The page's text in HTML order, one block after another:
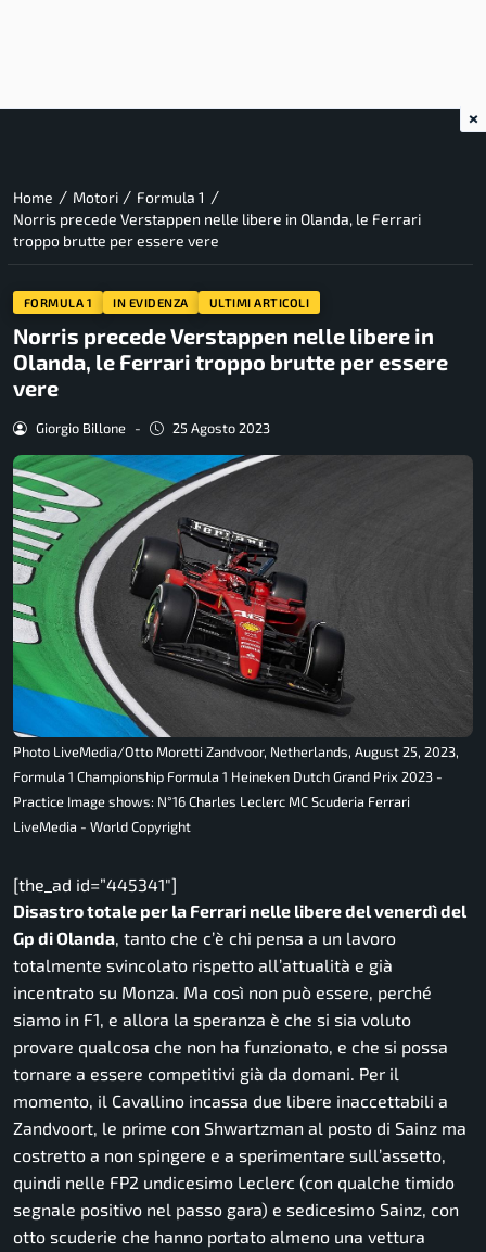
Home / Motori / Formula 1 /
Norris precede Verstappen nelle libere in Olanda, le Ferrari
troppo brutte per essere vere
FORMULA 1 IN EVIDENZA ULTIMI ARTICOLI
Norris precede Verstappen nelle libere in
Olanda, le Ferrari troppo brutte per essere
vere
Giorgio Billone - 25 Agosto 2023
Photo LiveMedia/Otto Moretti Zandvoor, Netherlands, August 25, 2023,
Formula 1 Championship Formula 1 Heineken Dutch Grand Prix 2023 -
Practice Image shows: N°16 Charles Leclerc MC Scuderia Ferrari
LiveMedia - World Copyright
[the_ad id=”445341″]
Disastro totale per la Ferrari nelle libere del venerdì del
Gp di Olanda, tanto che c’è chi pensa a un lavoro
totalmente svincolato rispetto all’attualità e già
incentrato su Monza. Ma così non può essere, perché
siamo in F1, e allora la speranza è che si sia voluto
provare qualcosa che non ha funzionato, e che si possa
tornare a essere competitivi già da domani. Per il
momento, il Cavallino incassa due libere inaccettabili a
Zandvoort, le prime con Shwartzman al posto di Sainz ma
costretto a non spingere e a sperimentare sull’assetto,
quindi nelle FP2 undicesimo Leclerc (con qualche timido
segnale positivo nel passo gara) e sedicesimo Sainz, con
otto scuderie che hanno portato almeno una vettura
×